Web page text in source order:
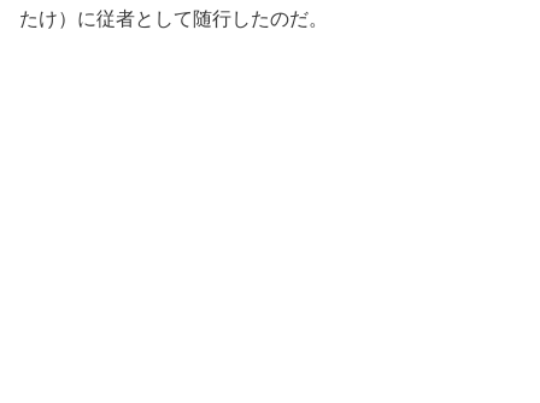
たけ）に従者として随行したのだ。